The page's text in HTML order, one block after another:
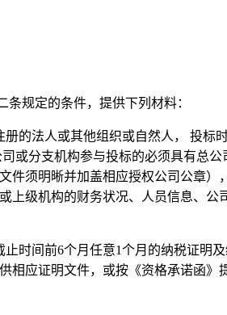
规定的条件，提供下列材料：
的法人或其他组织或自然人， 投标
或分支机构参与投标的必须具有总公
件须明晰并加盖相应授权公司公章）
上级机构的财务状况、人员信息、公
止时间前6个月任意1个月的纳税证明
相应证明文件，或按《资格承诺函》